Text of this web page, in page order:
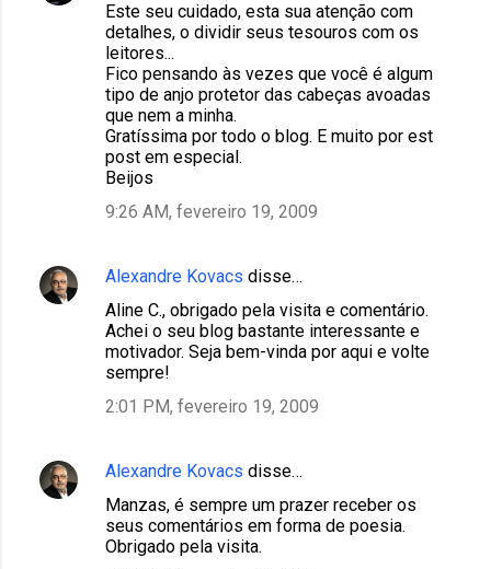
Este seu cuidado, esta sua atenção com
detalhes, o dividir seus tesouros com os
leitores...
Fico pensando às vezes que você é algum
tipo de anjo protetor das cabeças avoadas
que nem a minha.
Gratíssima por todo o blog. E muito por est
post em especial.
Beijos
9:26 AM, fevereiro 19, 2009
Alexandre Kovacs disse…
Aline C., obrigado pela visita e comentário.
Achei o seu blog bastante interessante e
motivador. Seja bem-vinda por aqui e volte
sempre!
2:01 PM, fevereiro 19, 2009
Alexandre Kovacs disse…
Manzas, é sempre um prazer receber os
seus comentários em forma de poesia.
Obrigado pela visita.